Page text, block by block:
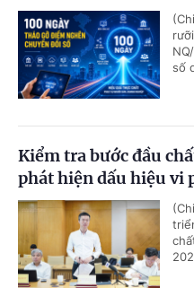
số
Kiểm tra bước đầu
phát hiện dấu hiệu vi